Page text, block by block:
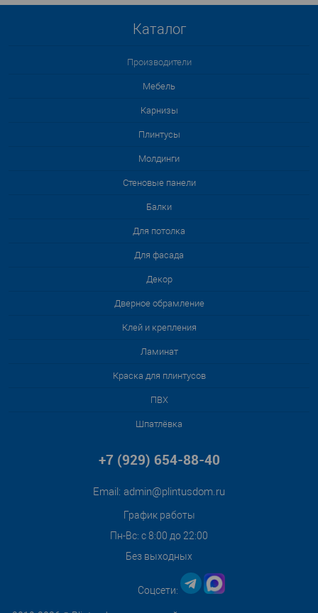
Каталог
Производители
Мебель
Карнизы
Плинтусы
Молдинги
Стеновые панели
Балки
Для потолка
Для фасада
Декор
Дверное обрамление
Клей и крепления
Ламинат
Краска для плинтусов
ПВХ
Шпатлёвка
+7 (929) 654-88-40
Email: admin@plintusdom.ru
График работы
Пн-Вс: с 8:00 до 22:00
Без выходных
Соцсети: